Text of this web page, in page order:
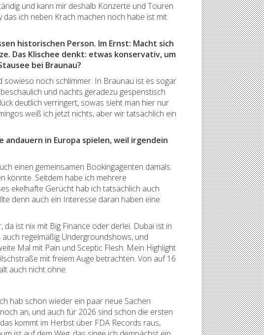
und kann mir deshalb Konzerte und Touren
ich neben Krach machen noch habe ist mit
historischen Person. Im Ernst: Macht sich
Das Klischee denkt: etwas konservativ, um
bei Braunau?
sowieso noch schlimmer. In Braunau ist es sogar
und nachts geradezu gespenstisch
deutlich verringert, sowas sieht man hier nur
weiß ich jetzt nichts, aber wir tatsächlich ein
in Europa spielen, weil irgendein
einen gemeinsamen Bookingagenten damals.
könnte. Seitdem habe ich mehrere
ekelhafte Gerücht hab ich tatsächlich auch
denn auch ein Interesse daran haben eine
ist nix mit Big Finance oder derlei. Dubai ist in
regelmäßig Undergroundshows, und
Mal mit Pain und Sceptic Flesh. Mein Highlight
mit freiem Auge betrachten. Von auf 16
auch nicht ohne.
hab schon wieder ein paar neue Sachen
an, und auch für 2026 sind schon die ersten
kommt im Herbst über FDA Records raus,